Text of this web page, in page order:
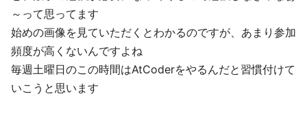
～って思ってます
始めの画像を見ていただくとわかるのですが、あまり参加
頻度が高くないんですよね
毎週土曜日のこの時間はAtCoderをやるんだと習慣付けて
いこうと思います